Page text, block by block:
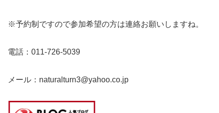
※予約制ですので参加希望の方は連絡お願いしますね。
電話：011-726-5039
メール：naturalturn3@yahoo.co.jp